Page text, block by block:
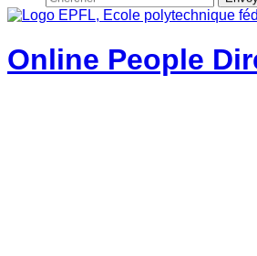
Online People